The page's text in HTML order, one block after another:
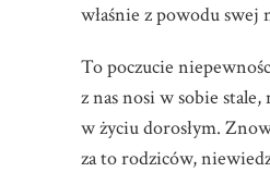
właśnie z powodu swej
To poczucie
z nas nosi w sobie
w życiu dorosłym.
za to rodziców,